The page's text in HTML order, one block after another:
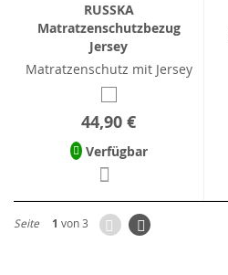
RUSSKA
Matratzenschutzbezug
Jersey
Matratzenschutz mit Jersey
44,90 €
Verfügbar
Seite 1 von 3 ZurückSeite
Weiter